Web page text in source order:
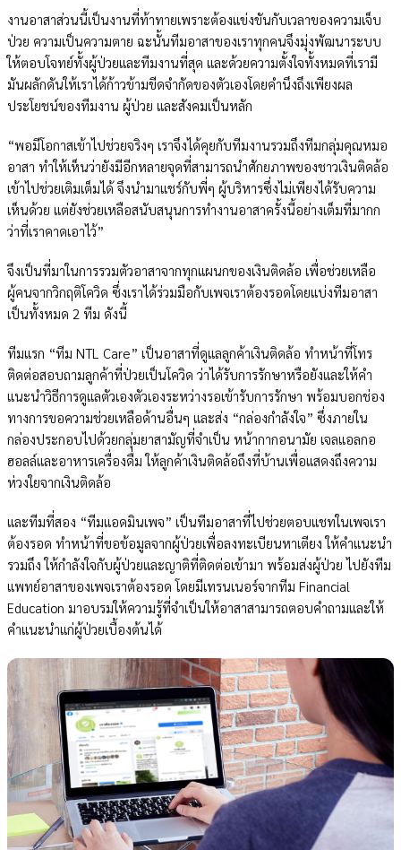
งานอาสาส่วนนี้เป็นงานที่ท้าทายเพราะต้องแข่งขันกับเวลาของความเจ็บ
ป่วย ความเป็นความตาย ฉะนั้นทีมอาสาของเราทุกคนจึงมุ่งพัฒนาระบบ
ให้ตอบโจทย์ทั้งผู้ป่วยและทีมงานที่สุด และด้วยความตั้งใจทั้งหมดที่เรามี
มันผลักดันให้เราได้ก้าวข้ามขีดจำกัดของตัวเองโดยคำนึงถึงเพียงผล
ประโยชน์ของทีมงาน ผู้ป่วย และสังคมเป็นหลัก
“พอมีโอกาสเข้าไปช่วยจริงๆ เราจึงได้คุยกับทีมงานรวมถึงทีมกลุ่มคุณหมอ
อาสา ทำให้เห็นว่ายังมีอีกหลายจุดที่สามารถนำศักยภาพของชาวเงินติดล้อ
เข้าไปช่วยเติมเต็มได้ จึงนำมาแชร์กับพี่ๆ ผู้บริหารซึ่งไม่เพียงได้รับความ
เห็นด้วย แต่ยังช่วยเหลือสนับสนุนการทำงานอาสาครั้งนี้อย่างเต็มที่มากก
ว่าที่เราคาดเอาไว้”
จึงเป็นที่มาในการรวมตัวอาสาจากทุกแผนกของเงินติดล้อ เพื่อช่วยเหลือ
ผู้คนจากวิกฤติโควิด ซึ่งเราได้ร่วมมือกับเพจเราต้องรอดโดยแบ่งทีมอาสา
เป็นทั้งหมด 2 ทีม ดังนี้
ทีมแรก “ทีม NTL Care” เป็นอาสาที่ดูแลลูกค้าเงินติดล้อ ทำหน้าที่โทร
ติดต่อสอบถามลูกค้าที่ป่วยเป็นโควิด ว่าได้รับการรักษาหรือยังและให้คำ
แนะนำวิธีการดูแลตัวเองตัวเองระหว่างรอเข้ารับการรักษา พร้อมบอกช่อง
ทางการขอความช่วยเหลือด้านอื่นๆ และส่ง “กล่องกำลังใจ” ซึ่งภายใน
กล่องประกอบไปด้วยกลุ่มยาสามัญที่จำเป็น หน้ากากอนามัย เจลแอลกอ
ฮอลล์และอาหารเครื่องดื่ม ให้ลูกค้าเงินติดล้อถึงที่บ้านเพื่อแสดงถึงความ
ห่วงใยจากเงินติดล้อ
และทีมที่สอง “ทีมแอดมินเพจ” เป็นทีมอาสาที่ไปช่วยตอบแชทในเพจเรา
ต้องรอด ทำหน้าที่ขอข้อมูลจากผู้ป่วยเพื่อลงทะเบียนหาเตียง ให้คำแนะนำ
รวมถึง ให้กำลังใจกับผู้ป่วยและญาติที่ติดต่อเข้ามา พร้อมส่งผู้ป่วย ไปยังทีม
แพทย์อาสาของเพจเราต้องรอด โดยมีเทรนเนอร์จากทีม Financial
Education มาอบรมให้ความรู้ที่จำเป็นให้อาสาสามารถตอบคำถามและให้
คำแนะนำแก่ผู้ป่วยเบื้องต้นได้